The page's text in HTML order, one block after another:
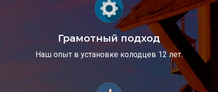
Грамотный подход
Наш опыт в установке колодцев 12 лет.